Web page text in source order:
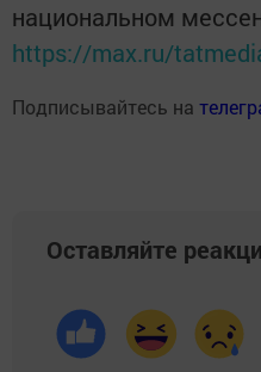
национальном
https://max.ru/
Подписывайтесь на
Оставляйте